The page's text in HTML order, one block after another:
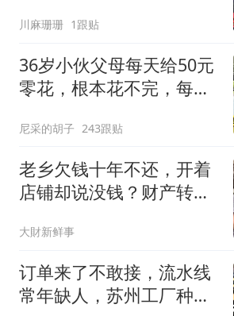
川麻珊珊 1跟贴
36岁小伙父母每天给50元
零花，根本花不完，每月
尼采的胡子 243跟贴
老乡欠钱十年不还，开着
店铺却说没钱？财产转给
大財新鲜事
订单来了不敢接，流水线
常年缺人，苏州工厂种下